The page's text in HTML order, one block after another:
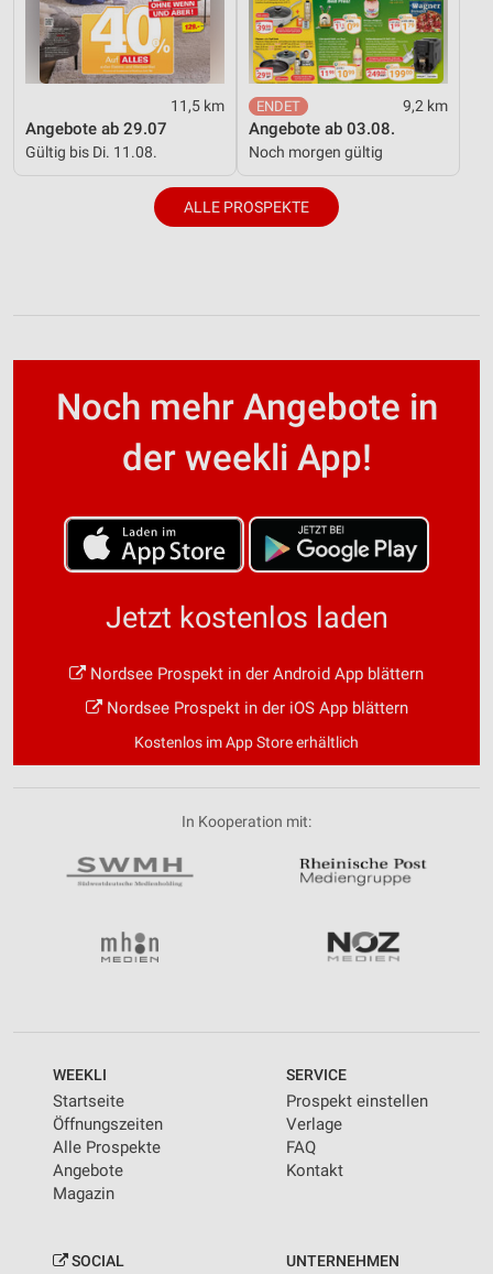
11,5 km
Angebote ab 29.07
Gültig bis Di. 11.08.
9,2 km
Angebote ab 03.08.
Noch morgen gültig
ALLE PROSPEKTE
Noch mehr Angebote in
der weekli App!
Jetzt kostenlos laden
Nordsee Prospekt in der Android App blättern
Nordsee Prospekt in der iOS App blättern
Kostenlos im App Store erhältlich
In Kooperation mit:
WEEKLI
Startseite
Öffnungszeiten
Alle Prospekte
Angebote
Magazin
SERVICE
Prospekt einstellen
Verlage
FAQ
Kontakt
SOCIAL UNTERNEHMEN